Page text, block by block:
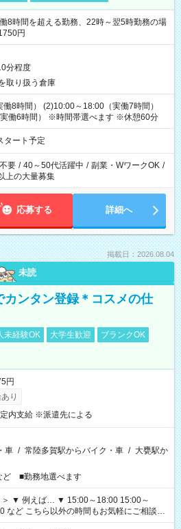
時間を超える勤務、22時～翌5時勤務の場
円
分程度
取り扱う倉庫
8時間） (2)10:00～18:00（実働7時間）
働6時間） ※時間帯選べます ※休憩60分
ート予定
要 / 40～50代活躍中 / 副業・WワークOK /
上の大量募集
応募する 詳細へ
掲載日：2026.08.04
未読
カンタン登録＊コスメの仕
未経験OK 大学生歓迎
ブランクOK
円
り
内支給 ※派遣先による
車 / 常陸多賀駅からバイク・車 / 大甕駅か
ど ■勤務地選べます
～
軽にご相談く